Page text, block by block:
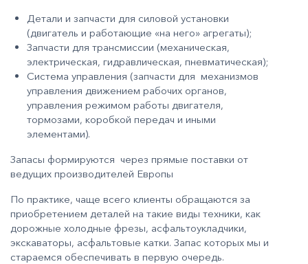
Детали и запчасти для силовой установки
(двигатель и работающие «на него» агрегаты);
Запчасти для трансмиссии (механическая,
электрическая, гид­равлическая, пневматическая);
Система управления (запчасти для механизмов
управления движением рабочих органов,
управления режимом работы двигателя,
тормозами, коробкой передач и иными
элементами).
Запасы формируются через прямые поставки от
ведущих производителей Европы
По практике, чаще всего клиенты обращаются за
приобретением деталей на такие виды техники, как
дорожные холодные фрезы, асфальтоукладчики,
экскаваторы, асфальтовые катки. Запас которых мы и
стараемся обеспечивать в первую очередь.